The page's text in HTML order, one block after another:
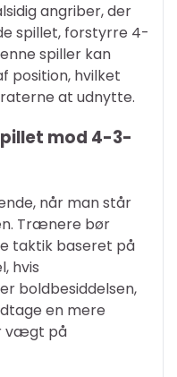
angriber, der
spillet, forstyrre 4-
spiller kan
position, hvilket
at udnytte.
mod 4-3-
når man står
Trænere bør
taktik baseret på
hvis
boldbesiddelsen,
en mere
vægt på